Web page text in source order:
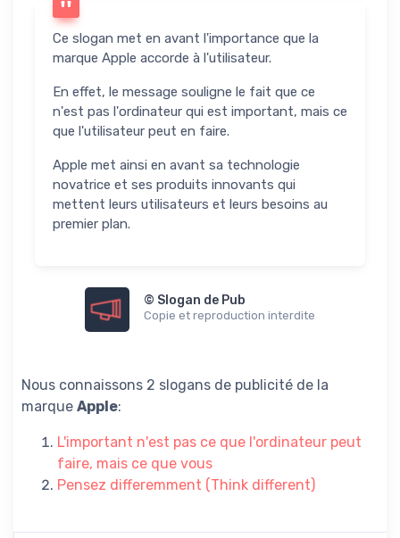
Ce slogan met en avant l'importance que la
marque Apple accorde à l'utilisateur.
En effet, le message souligne le fait que ce
n'est pas l'ordinateur qui est important, mais ce
que l'utilisateur peut en faire.
Apple met ainsi en avant sa technologie
novatrice et ses produits innovants qui
mettent leurs utilisateurs et leurs besoins au
premier plan.
© Slogan de Pub
Copie et reproduction interdite
Nous connaissons 2 slogans de publicité de la
marque Apple:
L'important n'est pas ce que l'ordinateur peut
faire, mais ce que vous
Pensez differemment (Think different)